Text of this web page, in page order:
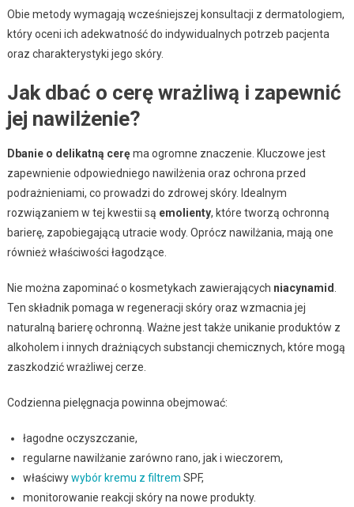
Obie metody wymagają wcześniejszej konsultacji z dermatologiem,
który oceni ich adekwatność do indywidualnych potrzeb pacjenta
oraz charakterystyki jego skóry.
Jak dbać o cerę wrażliwą i zapewnić
jej nawilżenie?
Dbanie o delikatną ceręma ogromne znaczenie. Kluczowe jest
zapewnienie odpowiedniego nawilżenia oraz ochrona przed
podrażnieniami, co prowadzi do zdrowej skóry. Idealnym
rozwiązaniem w tej kwestii są emolienty, które tworzą ochronną
barierę, zapobiegającą utracie wody. Oprócz nawilżania, mają one
również właściwości łagodzące.
Nie można zapominać o kosmetykach zawierających niacynamid
Ten składnik pomaga w regeneracji skóry oraz wzmacnia jej
naturalną barierę ochronną. Ważne jest także unikanie produktów z
alkoholem i innych drażniących substancji chemicznych, które mogą
zaszkodzić wrażliwej cerze.
Codzienna pielęgnacja powinna obejmować:
łagodne oczyszczanie,
regularne nawilżanie zarówno rano, jak i wieczorem,
właściwywybór kremu z filtrem SPF,
monitorowanie reakcji skóry na nowe produkty.